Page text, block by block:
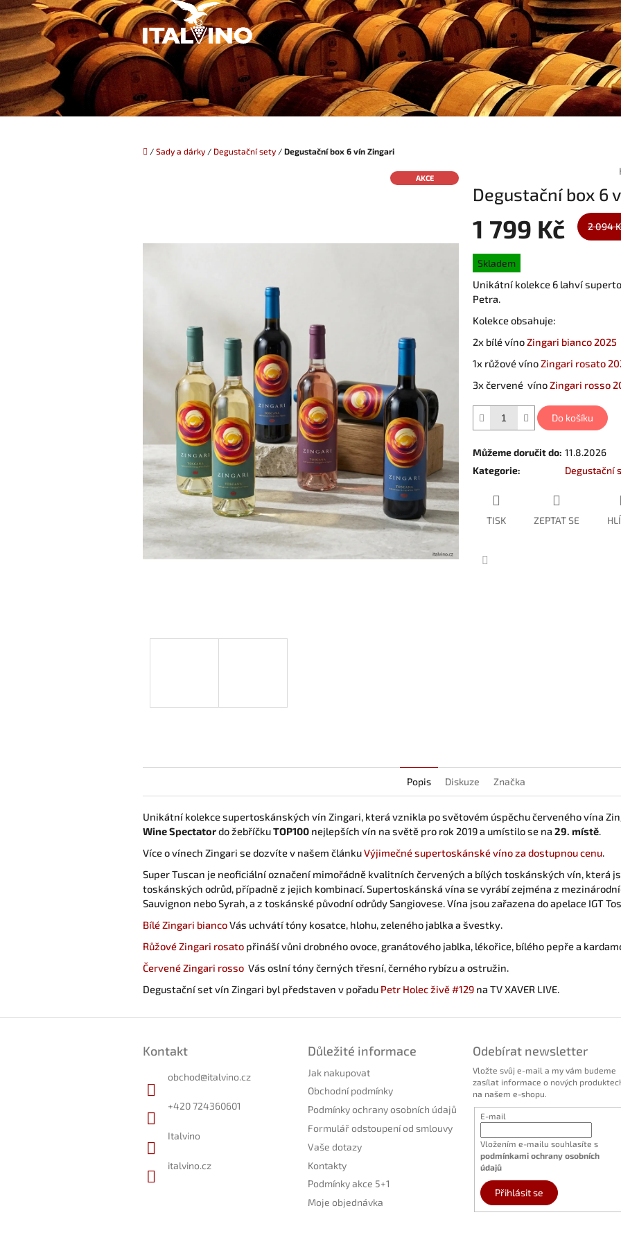
Přejít
na
obsah
Domů
/ Sady a dárky / Degustační sety / Degustační box 6 vín Zingari
AKCE
Degustační box 6
1 799 Kč 2 094
Měrná
cena:
Skladem
Unikátní kolekce 6 lahví
Petra.
Kolekce obsahuje:
2x bílé vínoZingari bianco 2025
1x růžové vínoZingari rosato
3x červené vínoZingari rosso
Do košíku
Můžeme doručit do: 11.8.2026
Kategorie: Degustační
TISK ZEPTAT SE
Popis Diskuze Značka
Unikátní kolekce supertoskánských vín Zingari, která vznikla po světovém úspěchu červeného vína
Wine Spectatordo žebříčkuTOP100 nejlepších vín na světě pro rok 2019 a umístilo se na 29. místě
Více o vínech Zingari se dozvíte v našem článkuVýjimečné supertoskánské víno za dostupnou cenu
Super Tuscan je neoficiální označení mimořádně kvalitních červených a bílých toskánských vín, která
toskánských odrůd, případně z jejich kombinací. Supertoskánská vína se vyrábí zejména z
Sauvignon nebo Syrah, a z toskánské původní odrůdy Sangiovese. Vína jsou zařazena do apelace IGT
Bílé Zingari biancoVás uchvátí tóny kosatce, hlohu, zeleného jablka a švestky.
Růžové Zingari rosato přináší vůni drobného ovoce, granátového jablka, lékořice, bílého pepře a
Červené Zingari rosso Vás oslní tóny černých třesní, černého rybízu a ostružin.
Degustační set vín Zingari byl představen v pořadu Petr Holec živě #129 na TV XAVER LIVE.
Kontakt
obchod@italvino.cz
+420 724360601
Italvino
italvino.cz
Důležité informace
Jak nakupovat
Obchodní podmínky
Podmínky ochrany osobních údajů
Formulář odstoupení od smlouvy
Vaše dotazy
Kontakty
Podmínky akce 5+1
Moje objednávka
Odebírat newsletter
Vložte svůj e-mail a my vám budeme
zasílat informace o nových
na našem e-shopu.
E-mail
Vložením e-mailu souhlasíte s
podmínkami ochrany osobních
údajů
Přihlásit se